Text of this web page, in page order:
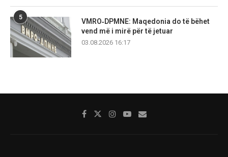
5
VMRO‑DPMNE: Maqedonia do të bëhet
vend më i mirë për të jetuar
03.08.2026 16:17